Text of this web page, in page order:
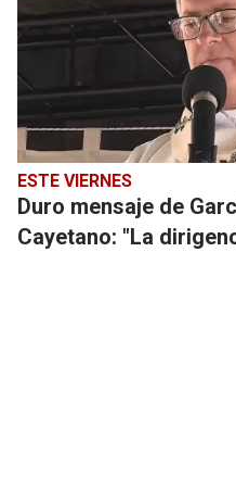
ESTE VIERNES
Duro mensaje de
Cayetano: "La